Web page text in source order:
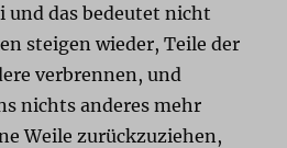
und das bedeutet nicht
steigen wieder, Teile der
verbrennen, und
nichts anderes mehr
Weile zurückzuziehen,